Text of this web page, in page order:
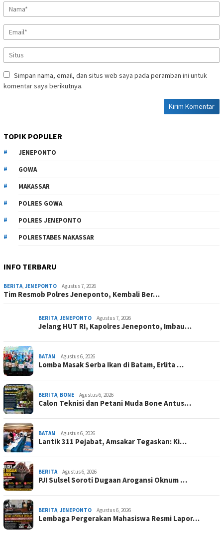
Simpan nama, email, dan situs web saya pada peramban ini untuk
komentar saya berikutnya.
TOPIK POPULER
JENEPONTO
GOWA
MAKASSAR
POLRES GOWA
POLRES JENEPONTO
POLRESTABES MAKASSAR
INFO TERBARU
BERITA, JENEPONTO Agustus 7, 2026
Tim Resmob Polres Jeneponto, Kembali Ber…
BERITA, JENEPONTO Agustus 7, 2026
Jelang HUT RI, Kapolres Jeneponto, Imbau…
BATAM Agustus 6, 2026
Lomba Masak Serba Ikan di Batam, Erlita …
BERITA, BONE Agustus 6, 2026
Calon Teknisi dan Petani Muda Bone Antus…
BATAM Agustus 6, 2026
Lantik 311 Pejabat, Amsakar Tegaskan: Ki…
BERITA Agustus 6, 2026
PJI Sulsel Soroti Dugaan Arogansi Oknum …
BERITA, JENEPONTO Agustus 6, 2026
Lembaga Pergerakan Mahasiswa Resmi Lapor…